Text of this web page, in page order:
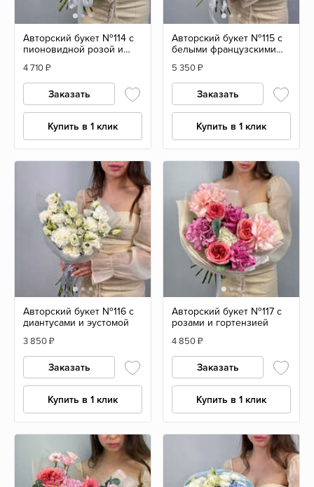
Авторский букет №114 с
пионовидной розой и
4 710₽
Заказать
Купить в 1 клик
Авторский букет №115 с
белыми французскими
5 350₽
Заказать
Купить в 1 клик
Авторский букет №116 с
диантусами и эустомой
3 850₽
Заказать
Купить в 1 клик
Авторский букет №117 с
розами и гортензией
4 850₽
Заказать
Купить в 1 клик